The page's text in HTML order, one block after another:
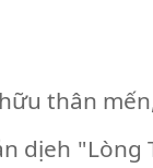
thân
dịeh "Lòng